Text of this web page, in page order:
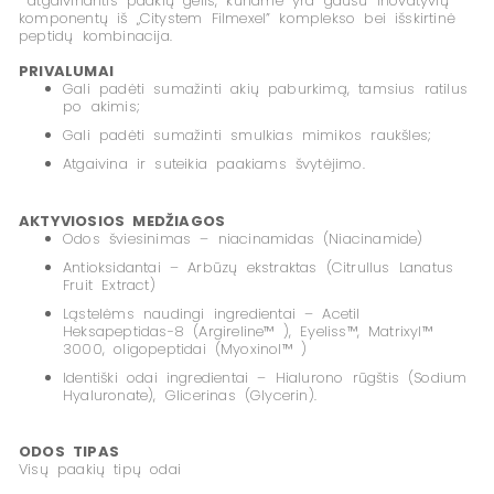
komponentų iš „Citystem Filmexel” komplekso bei išskirtinė
peptidų kombinacija.
PRIVALUMAI
Gali padėti sumažinti akių paburkimą, tamsius ratilus
po akimis;
Gali padėti sumažinti smulkias mimikos raukšles;
Atgaivina ir suteikia paakiams švytėjimo.
AKTYVIOSIOS MEDŽIAGOS
Odos šviesinimas – niacinamidas (Niacinamide)
Antioksidantai – Arbūzų ekstraktas (Citrullus Lanatus
Fruit Extract)
Ląstelėms naudingi ingredientai – Acetil
Heksapeptidas-8 (Argireline™ ), Eyeliss™, Matrixyl™
3000, oligopeptidai (Myoxinol™ )
Identiški odai ingredientai – Hialurono rūgštis (Sodium
Hyaluronate), Glicerinas (Glycerin).
ODOS TIPAS
Visų paakių tipų odai